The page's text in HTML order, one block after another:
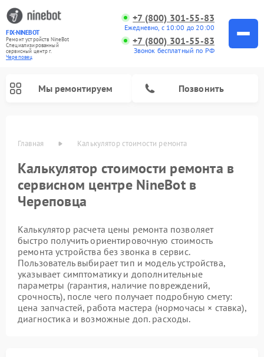
FIX-NINEBOT
Ремонт устройств NineBot
Специализированный
cервисный центр г.
Череповец
+7 (800) 301-55-83
Ежедневно, с 10:00 до 20:00
+7 (800) 301-55-83
Звонок бесплатный по РФ
Мы ремонтируем Позвонить
Главная Калькулятор стоимости ремонта
Калькулятор стоимости ремонта в
сервисном центре NineBot в
Череповца
Калькулятор расчета цены ремонта позволяет
быстро получить ориентировочную стоимость
ремонта устройства без звонка в сервис.
Пользователь выбирает тип и модель устройства,
указывает симптоматику и дополнительные
параметры (гарантия, наличие повреждений,
срочность), после чего получает подробную смету:
цена запчастей, работа мастера (нормочасы × ставка),
диагностика и возможные доп. расходы.